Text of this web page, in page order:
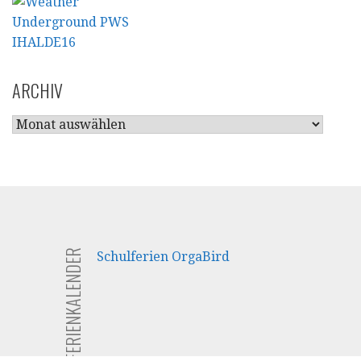
ARCHIV
ARCHIV
FERIENKALENDER Schulferien OrgaBird